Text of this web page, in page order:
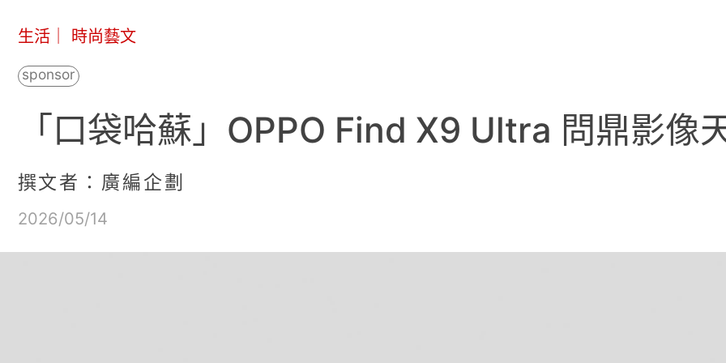
生活｜ 時尚藝文
「口袋哈蘇」OPPO Find X9 Ultra 問鼎影像
撰文者：廣編企劃
2026/05/14